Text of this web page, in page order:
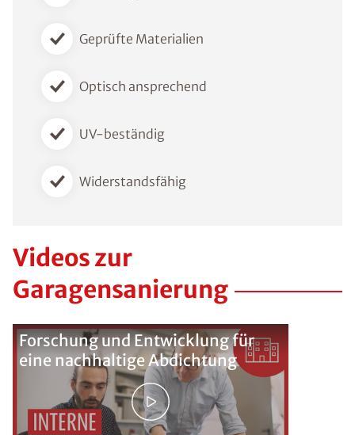
Geprüfte Materialien
Optisch ansprechend
UV-beständig
Widerstandsfähig
Videos zur
Garagensanierung
Forschung und Entwicklung für
eine nachhaltige Abdichtung